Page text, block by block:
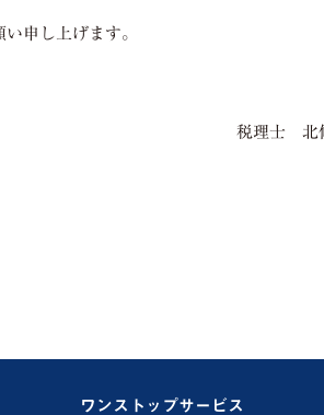
申し上げます。
北條達
ワンストップサービス